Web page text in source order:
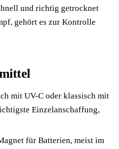
und richtig getrocknet
gehört es zur Kontrolle
mit UV-C oder klassisch mit
Einzelanschaffung,
für Batterien, meist im